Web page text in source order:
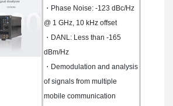
・Phase Noise: -123 dBc/Hz
@ 1 GHz, 10 kHz offset
・DANL: Less than -165
dBm/Hz
・Demodulation and analysis
of signals from multiple
mobile communication